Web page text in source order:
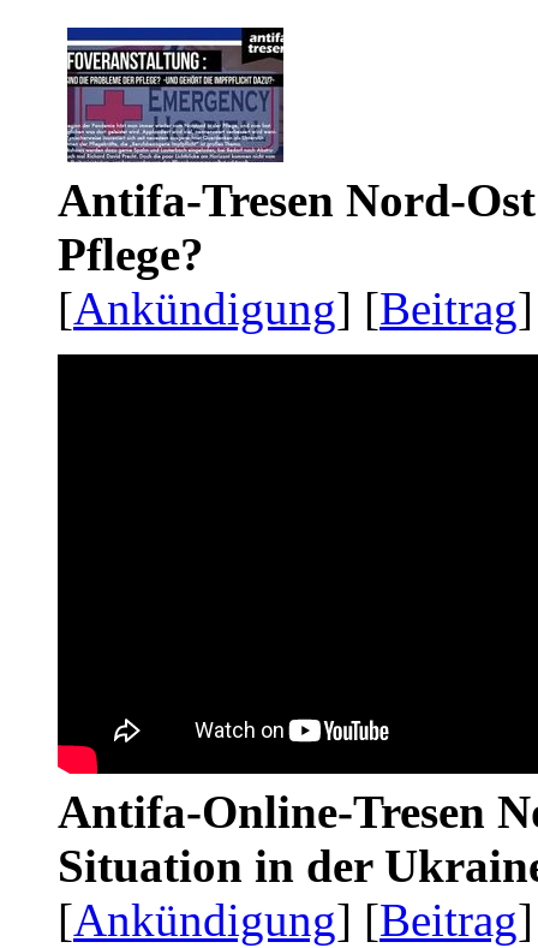
Antifa-Tresen Nord-
Pflege?
[Ankündigung] [Beitrag
Antifa-Online-Tresen
Situation in der
[Ankündigung] [Beitrag